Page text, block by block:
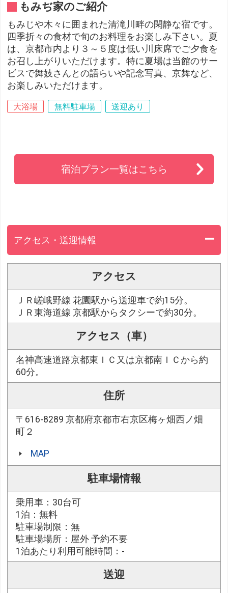
もみぢ家のご紹介
もみじや木々に囲まれた清滝川畔の閑静な宿です。
四季折々の食材で旬のお料理をお楽しみ下さい。夏
は、京都市内より３～５度は低い川床席でご夕食を
お召し上がりいただけます。特に夏場は当館のサー
ビスで舞妓さんとの語らいや記念写真、京舞など、
お楽しみいただけます。
大浴場 無料駐車場 送迎あり
宿泊プラン一覧はこちら
アクセス・送迎情報
アクセス
ＪＲ嵯峨野線 花園駅から送迎車で約15分。
ＪＲ東海道線 京都駅からタクシーで約30分。
アクセス（車）
名神高速道路京都東ＩＣ又は京都南ＩＣから約
60分。
住所
〒616-8289 京都府京都市右京区梅ヶ畑西ノ畑
町２
MAP
駐車場情報
乗用車：30台可
1泊：無料
駐車場制限：無
駐車場場所：屋外 予約不要
1泊あたり利用可能時間：-
送迎